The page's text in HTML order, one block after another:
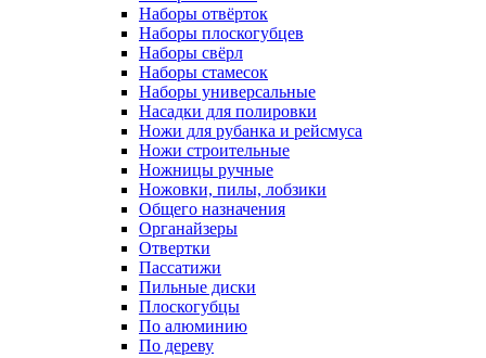
Наборы отвёрток
Наборы плоскогубцев
Наборы свёрл
Наборы стамесок
Наборы универсальные
Насадки для полировки
Ножи для рубанка и рейсмуса
Ножи строительные
Ножницы ручные
Ножовки, пилы, лобзики
Общего назначения
Органайзеры
Отвертки
Пассатижи
Пильные диски
Плоскогубцы
По алюминию
По дереву